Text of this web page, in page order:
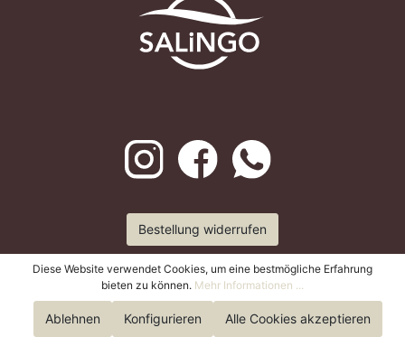
Bestellung widerrufen
Diese Website verwendet Cookies, um eine bestmögliche Erfahrung
bieten zu können. Mehr Informationen ...
Ablehnen Konfigurieren Alle Cookies akzeptieren